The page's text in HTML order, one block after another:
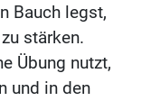
Bauch legst,
stärken.
Übung nutzt,
und in den